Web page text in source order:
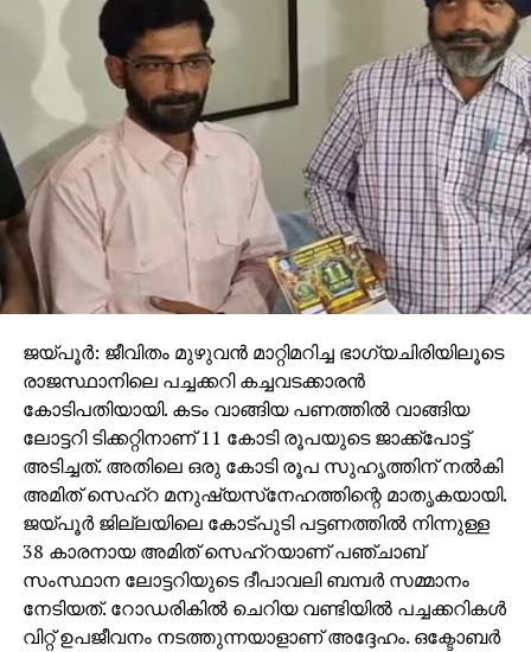
രാജസ്ഥാനിലെ പച്ചക്കറി കച്ചവടക്കാരന്‍
കോടിപതിയായി. കടം വാങ്ങിയ പണത്തില്‍ വാങ്ങിയ
ലോട്ടറി ടിക്കറ്റിനാണ് 11 കോടി രൂപയുടെ ജാക്ക്‌പോട്ട്
അടിച്ചത്. അതിലെ ഒരു കോടി രൂപ സുഹൃത്തിന് നല്‍കി
അമിത് സെഹ്‌റ മനുഷ്യസ്‌നേഹത്തിന്റെ മാതൃകയായി.
ജയ്പൂര്‍ ജില്ലയിലെ കോട്പുടി പട്ടണത്തില്‍ നിന്നുള്ള
38 കാരനായ അമിത് സെഹ്‌റയാണ് പഞ്ചാബ്
സംസ്ഥാന ലോട്ടറിയുടെ ദീപാവലി ബമ്പര്‍ സമ്മാനം
നേടിയത്. റോഡരികില്‍ ചെറിയ വണ്ടിയില്‍ പച്ചക്കറികള്‍
വിറ്റ് ഉപജീവനം നടത്തുന്നയാളാണ് അദ്ദേഹം. ഒക്ടോബര്‍
16-ന് സുഹൃത്ത് മുകേഷ് സെന്നിനൊപ്പം